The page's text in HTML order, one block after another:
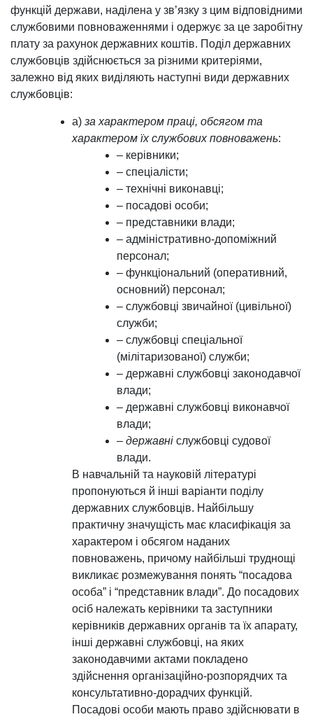
функцій держави, наділена у зв’язку з цим відповідними
службовими повноваженнями і одержує за це заробітну
плату за рахунок державних коштів. Поділ державних
службовців здійснюється за різними критеріями,
залежно від яких виділяють наступні види державних
службовців:
а) за характером праці, обсягом та
характером їх службових повноважень:
– керівники;
– спеціалісти;
– технічні виконавці;
– посадові особи;
– представники влади;
– адміністративно-допоміжний
персонал;
– функціональний (оперативний,
основний) персонал;
– службовці звичайної (цивільної)
служби;
– службовці спеціальної
(мілітаризованої) служби;
– державні службовці законодавчої
влади;
– державні службовці виконавчої
влади;
– державні службовці судової
влади.
В навчальній та науковій літературі
пропонуються й інші варіанти поділу
державних службовців. Найбільшу
практичну значущість має класифікація за
характером і обсягом наданих
повноважень, причому найбільші труднощі
викликає розмежування понять “посадова
особа” і “представник влади”. До посадових
осіб належать керівники та заступники
керівників державних органів та їх апарату,
інші державні службовці, на яких
законодавчими актами покладено
здійснення організаційно-розпорядчих та
консультативно-дорадчих функцій.
Посадові особи мають право здійснювати в